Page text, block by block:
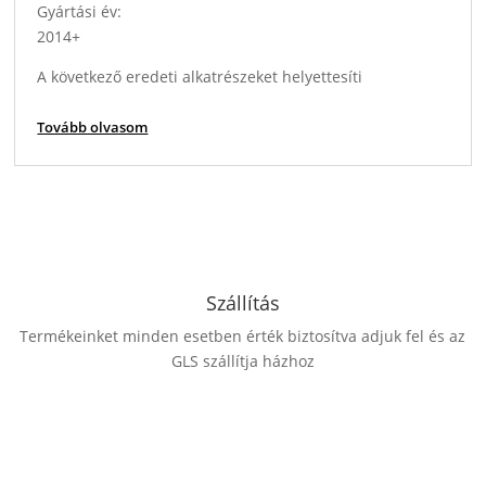
Gyártási év:
2014+
A következő eredeti alkatrészeket helyettesíti
Eredeti berendezés referenciaszáma:
D704
Tovább olvasom
Szállítás
Termékeinket minden esetben érték biztosítva adjuk fel és az
GLS szállítja házhoz